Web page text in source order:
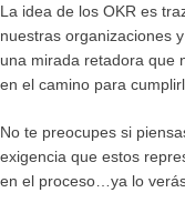
La idea de los OKR es
nuestras organizaciones
una mirada retadora que
en el camino para
No te preocupes si
exigencia que estos
en el proceso…ya lo